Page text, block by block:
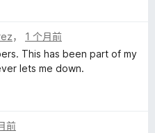
， 1 个月前
This has been part of my
lets me down.
前